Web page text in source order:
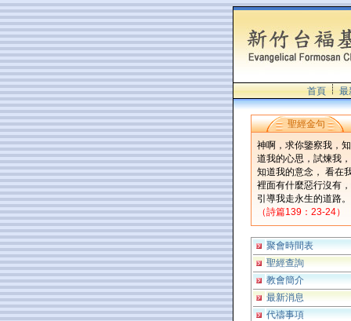
首頁 最
聖經金句
神啊，求你鑒察我，知
道我的心思，試煉我，
知道我的意念， 看在
裡面有什麼惡行沒有，
引導我走永生的道路。
（詩篇139：23-24）
聚會時間表
聖經查詢
教會簡介
最新消息
代禱事項